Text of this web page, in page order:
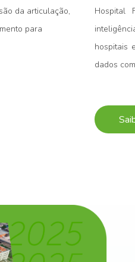
da articulação,
para
Hospital
hospitais
dados